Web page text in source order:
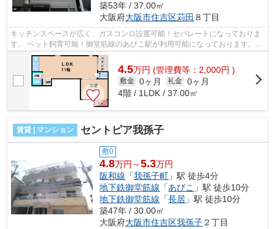
築53年 / 37.00㎡
大阪府大阪市住吉区苅田 ８丁目
キッチンスペースが広く、ガスコンロ設置可能！セパレートになっておりま
す。 ペット飼育可能！御堂筋線のあびこ駅が利用可能になっております。
■□■□■□■□■□■□■□■□■□■□■□■□■□■□■□■□■...
4.5万円 (管理費等：2,000円 )
敷金 0ヶ月 礼金 0ヶ月
4階 / 1LDK / 37.00㎡
賃貸 | マンション セントピア我孫子
敷0
4.8万円～5.3万円
阪和線 「我孫子町 」駅 徒歩4分
地下鉄御堂筋線 「あびこ 」駅 徒歩10分
地下鉄御堂筋線 「長居 」駅 徒歩10分
築47年 / 30.00㎡
大阪府大阪市住吉区我孫子２丁目